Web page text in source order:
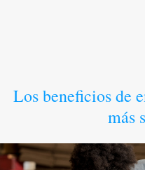
Los beneficios de
más